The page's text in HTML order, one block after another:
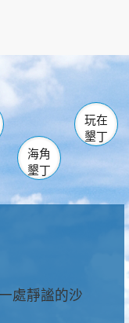
南仁湖
佳樂水
區心
園 風吹沙龍磐公園
灣
砂島
鑾鼻
海角
墾丁
玩在
墾丁